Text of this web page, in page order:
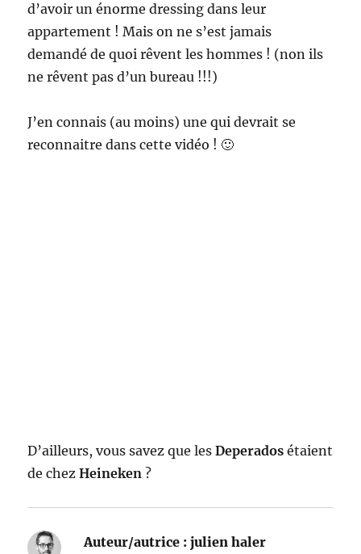
d’avoir un énorme dressing dans leur
appartement ! Mais on ne s’est jamais
demandé de quoi rêvent les hommes ! (non ils
ne rêvent pas d’un bureau !!!)
J’en connais (au moins) une qui devrait se
reconnaitre dans cette vidéo ! 🙂
D’ailleurs, vous savez que lesDeperadosétaient
de chezHeineken ?
Auteur/autrice : julien haler